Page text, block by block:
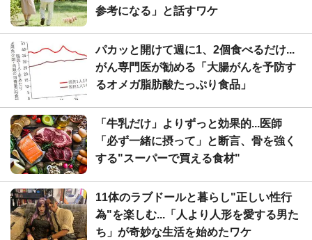
参考になる」と話すワケ
パカッと開けて週に1、2個食べるだけ...
がん専門医が勧める「大腸がんを予防す
るオメガ脂肪酸たっぷり食品」
「牛乳だけ」よりずっと効果的...医師
「必ず一緒に摂って」と断言、骨を強く
する"スーパーで買える食材"
11体のラブドールと暮らし"正しい性行
為"を楽しむ...「人より人形を愛する男た
ち」が奇妙な生活を始めたワケ